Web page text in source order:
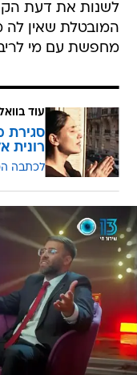
לשנות את דעת
המובטלת שאין לה
מחפשת עם מי
עוד
סגירת
רונית
לכתבה